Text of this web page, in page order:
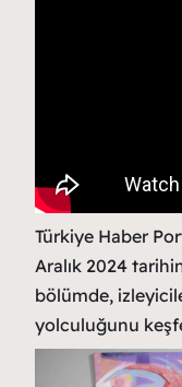
Türkiye Haber
Aralık 2024
bölümde,
yolculuğunu